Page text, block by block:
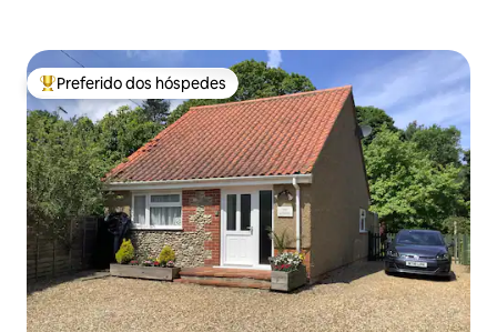
Entre os melhores preferidos dos hóspedes
Preferido dos hóspedes